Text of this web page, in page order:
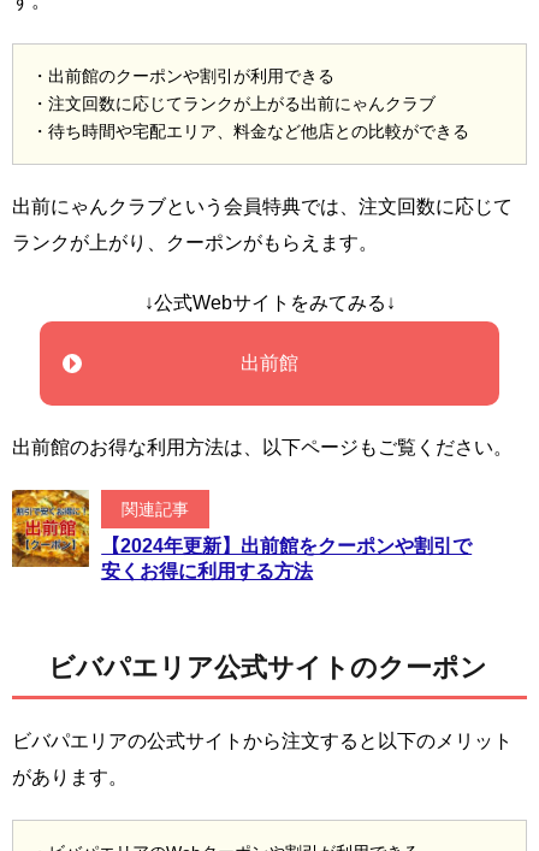
・出前館のクーポンや割引が利用できる
・注文回数に応じてランクが上がる出前にゃんクラブ
・待ち時間や宅配エリア、料金など他店との比較ができる
出前にゃんクラブという会員特典では、注文回数に応じて
ランクが上がり、クーポンがもらえます。
↓公式Webサイトをみてみる↓
出前館
出前館のお得な利用方法は、以下ページもご覧ください。
関連記事
【2024年更新】出前館をクーポンや割引で
安くお得に利用する方法
ビバパエリア公式サイトのクーポン
ビバパエリアの公式サイトから注文すると以下のメリット
があります。